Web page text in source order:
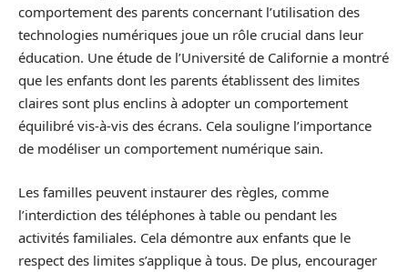
comportement des parents concernant l’utilisation des
technologies numériques joue un rôle crucial dans leur
éducation. Une étude de l’Université de Californie a montré
que les enfants dont les parents établissent des limites
claires sont plus enclins à adopter un comportement
équilibré vis-à-vis des écrans. Cela souligne l’importance
de modéliser un comportement numérique sain.
Les familles peuvent instaurer des règles, comme
l’interdiction des téléphones à table ou pendant les
activités familiales. Cela démontre aux enfants que le
respect des limites s’applique à tous. De plus, encourager